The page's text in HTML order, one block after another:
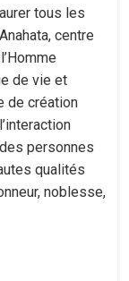
tous les
centre
de vie et
de création
personnes
qualités
noblesse,